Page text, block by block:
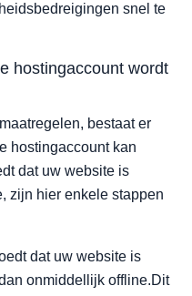
snel te
hostingaccount wordt
bestaat er
hostingaccount kan
dat uw website is
zijn hier enkele stappen
dat uw website is
onmiddellijk offline.Dit